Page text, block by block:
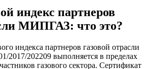
индекс партнеров
МИПГАЗ: что это?
индекса партнеров газовой отрасли
202209 выполняется в пределах
газового сектора. Сертификат